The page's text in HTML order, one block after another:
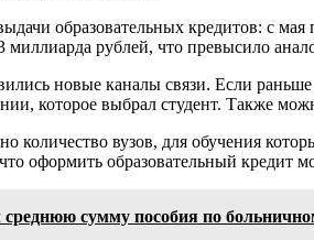
образовательных кредитов: с
миллиарда рублей, что превысило
новые каналы связи. Если
которое выбрал студент. Также
количество вузов, для обучения
оформить образовательный кредит
сумму пособия по